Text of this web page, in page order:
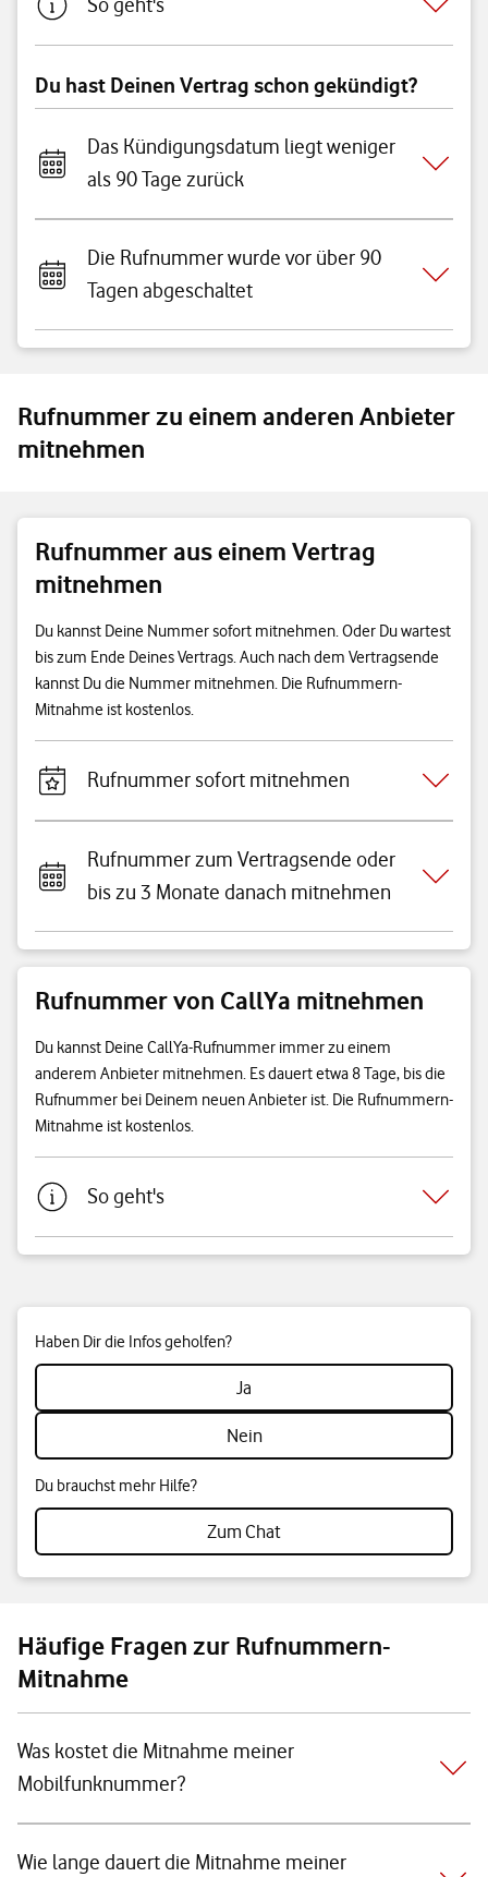
Du hast Deinen Vertrag schon gekündigt?
Das Kündigungsdatum liegt weniger
als 90 Tage zurück
Die Rufnummer wurde vor über 90
Tagen abgeschaltet
Rufnummer zu einem anderen Anbieter
mitnehmen
Rufnummer aus einem Vertrag
mitnehmen
Du kannst Deine Nummer sofort mitnehmen. Oder Du wartest
bis zum Ende Deines Vertrags. Auch nach dem Vertragsende
kannst Du die Nummer mitnehmen. Die Rufnummern-
Mitnahme ist kostenlos.
Rufnummer sofort mitnehmen
Rufnummer zum Vertragsende oder
bis zu 3 Monate danach mitnehmen
Rufnummer von CallYa mitnehmen
Du kannst Deine CallYa-Rufnummer immer zu einem
anderem Anbieter mitnehmen. Es dauert etwa 8 Tage, bis die
Rufnummer bei Deinem neuen Anbieter ist. Die Rufnummern-
Mitnahme ist kostenlos.
So geht's
Haben Dir die Infos geholfen?
Ja
Nein
Du brauchst mehr Hilfe?
Zum Chat
Häufige Fragen zur Rufnummern-
Mitnahme
Was kostet die Mitnahme meiner
Mobilfunknummer?
Wie lange dauert die Mitnahme meiner